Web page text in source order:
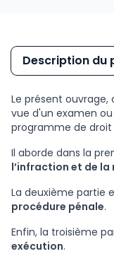
Description du
Le présent
vue d'un examen
programme de
Il aborde dans la
l’infraction et de
La deuxième partie
procédure pénale.
Enfin, la troisième
exécution.